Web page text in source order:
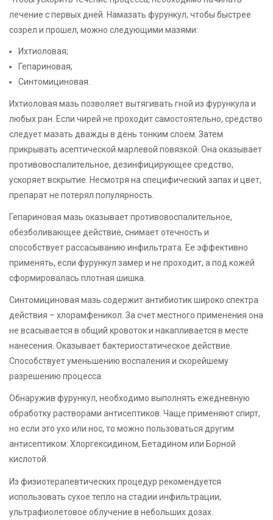
лечение с первых дней. Намазать фурункул, чтобы быстрее
созрел и прошел, можно следующими мазями:
Ихтиоловая;
Гепариновая;
Синтомициновая.
Ихтиоловая мазь позволяет вытягивать гной из фурункула и
любых ран. Если чирей не проходит самостоятельно, средство
следует мазать дважды в день тонким слоем. Затем
прикрывать асептической марлевой повязкой. Она оказывает
противовоспалительное, дезинфицирующее средство,
ускоряет вскрытие. Несмотря на специфический запах и цвет,
препарат не потерял популярность.
Гепариновая мазь оказывает противовоспалительное,
обезболивающее действие, снимает отечность и
способствует рассасыванию инфильтрата. Ее эффективно
применять, если фурункул замер и не проходит, а под кожей
сформировалась плотная шишка.
Синтомициновая мазь содержит антибиотик широко спектра
действия – хлорамфеникол. За счет местного применения она
не всасывается в общий кровоток и накапливается в месте
нанесения. Оказывает бактериостатическое действие.
Способствует уменьшению воспаления и скорейшему
разрешению процесса.
Обнаружив фурункул, необходимо выполнять ежедневную
обработку растворами антисептиков. Чаще применяют спирт,
но если это ухо или нос, то можно пользоваться другим
антисептиком: Хлоргексидином, Бетадином или Борной
кислотой.
Из физиотерапевтических процедур рекомендуется
использовать сухое тепло на стадии инфильтрации,
ультрафиолетовое облучение в небольших дозах.